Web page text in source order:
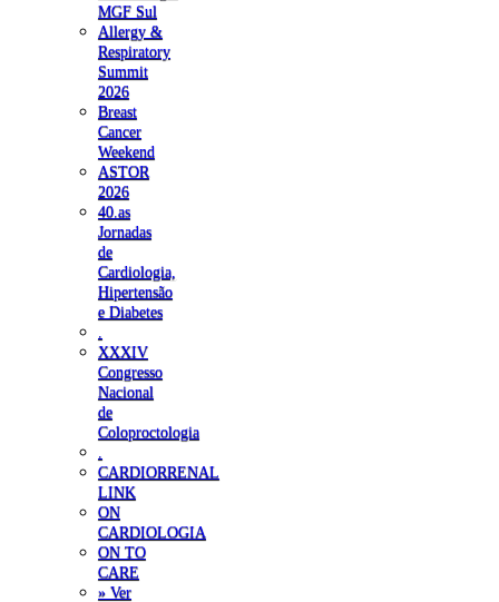
MGF Sul
Allergy &
Respiratory
Summit
2026
Breast
Cancer
Weekend
ASTOR
2026
40.as
Jornadas
de
Cardiologia,
Hipertensão
e Diabetes
XXXIV
Congresso
Nacional
de
Coloproctologia
CARDIORRENAL
LINK
ON
CARDIOLOGIA
ON TO
CARE
» Ver